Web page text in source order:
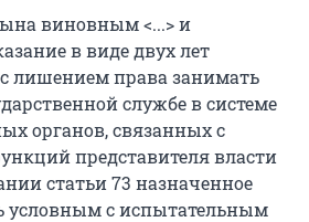
виновным <...> и
в виде двух лет
лишением права занимать
службе в системе
органов, связанных с
представителя власти
статьи 73 назначенное
условным с испытательным